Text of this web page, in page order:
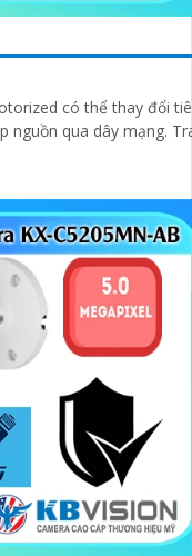
có thể thay đổi
qua dây mạng. Trang